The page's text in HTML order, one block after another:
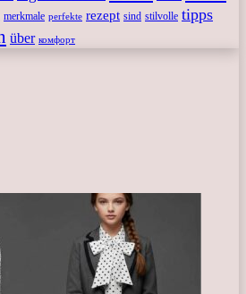
merkmale perfekte rezept sind stilvolle tipps
über комфорт